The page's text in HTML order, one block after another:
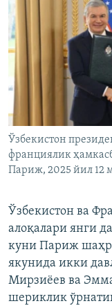
Ўзбекистон
франциялик
Париж, 2025 йил 12
Ўзбекистон ва
алоқалари янги
куни Париж
якунида икки
Мирзиёев ва
шериклик